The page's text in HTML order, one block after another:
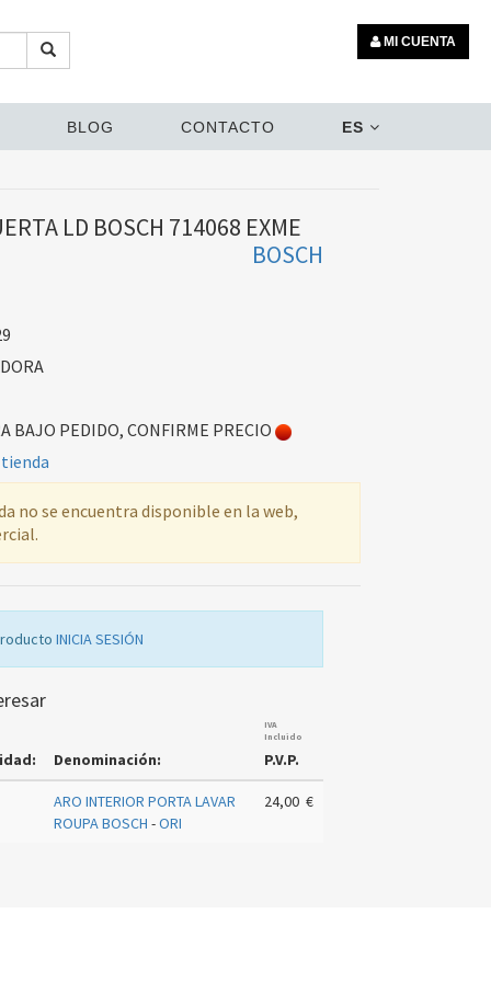
MI CUENTA
BLOG CONTACTO ES
LD BOSCH 714068 EXME
BOSCH
BAJO PEDIDO, CONFIRME PRECIO
no se encuentra disponible en la web,
INICIA SESIÓN
Denominación:
IVA
Incluido
P.V.P.
ARO INTERIOR PORTA LAVAR
ROUPA BOSCH -ORI
24,00 €